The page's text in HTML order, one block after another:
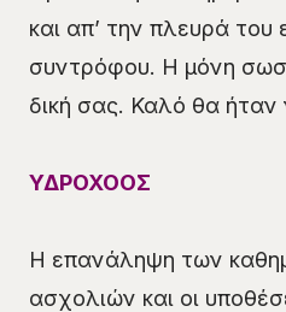
και απ’ την πλευρά του
συντρόφου. Η μόνη
δική σας. Καλό θα
ΥΔΡΟΧΟΟΣ
Η επανάληψη των
ασχολιών και οι